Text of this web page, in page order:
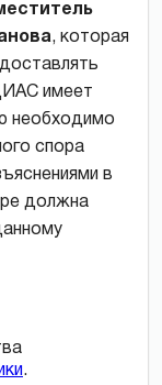
, которая
имеет
необходимо
спора
в
должна
.